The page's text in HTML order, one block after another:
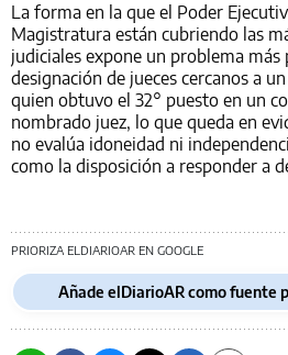
La forma en la que el Poder
Magistratura están cubriendo las
judiciales expone un problema
designación de jueces cercanos a
quien obtuvo el 32° puesto en un
nombrado juez, lo que queda en
no evalúa idoneidad ni
como la disposición a responder a
PRIORIZA ELDIARIOAR EN GOOGLE
Añade elDiarioAR como fuente